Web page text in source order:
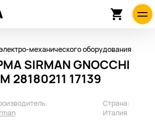
механического оборудования
SIRMAN GNOCCHI
28180211 17139
Страна:
Италия